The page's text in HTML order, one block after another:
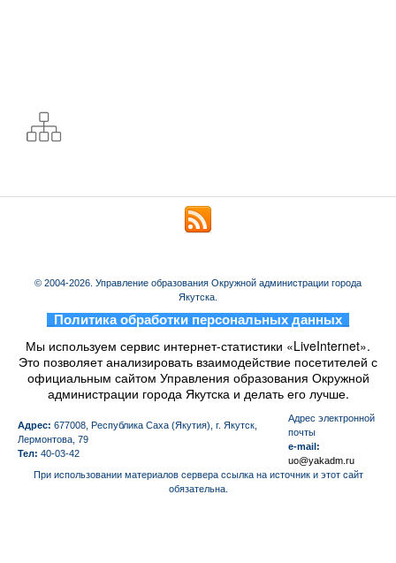
© 2004-2026. Управление образования Окружной администрации города
Якутска.
Политика обработки персональных данных
Мы используем сервис интернет-статистики «LiveInternet».
Это позволяет анализировать взаимодействие посетителей с
официальным сайтом Управления образования Окружной
администрации города Якутска и делать его лучше.
Адрес: 677008, Республика Саха (Якутия), г. Якутск,
Лермонтова, 79
Тел: 40-03-42
Aдрес электронной
почты
e-mail:
uo@yakadm.ru
При использовании материалов сервера ссылка на источник и этот сайт
обязательна.